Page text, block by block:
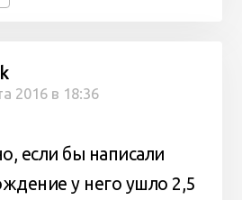
2016 в 18:36
если бы написали
у него ушло 2,5